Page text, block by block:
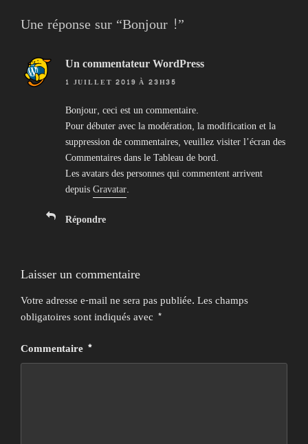
Une réponse sur “Bonjour !”
Un commentateur WordPress
1 JUILLET 2019 À 23H35
Bonjour, ceci est un commentaire.
Pour débuter avec la modération, la modification et la
suppression de commentaires, veuillez visiter l’écran des
Commentaires dans le Tableau de bord.
Les avatars des personnes qui commentent arrivent
depuisGravatar.
Répondre
Laisser un commentaire
Votre adresse e-mail ne sera pas publiée.Les champs
obligatoires sont indiqués avec *
Commentaire *